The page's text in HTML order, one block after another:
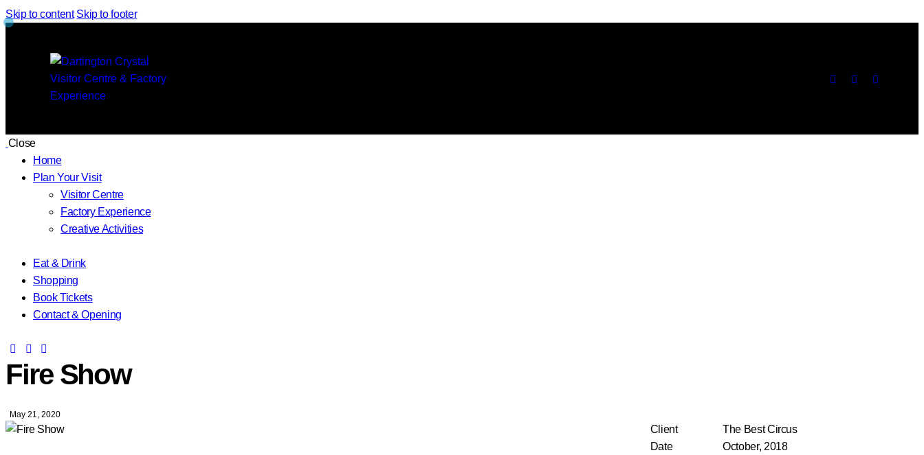
Skip to content Skip to footer
Close
Home
Plan Your Visit
Visitor Centre
Factory Experience
Creative Activities
Eat & Drink
Shopping
Book Tickets
Contact & Opening
Fire Show
May 21, 2020
Client
The Best Circus
Date
October, 2018